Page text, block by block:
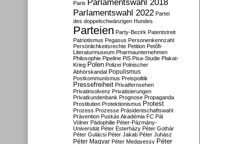
Paris Parlamentswahl 2018
Parlamentswahl 2022 Partei
des doppelschwänzigen Hundes
Parteien Party-Bezirk Patentstreit
Patriotismus Pegasus Personenkennzahl
Persönlichkeitsrechte Petition Petőfi-
Literaturmuseum Pharmaunternehmen
Philosophie Pipeline PiS Pisa-Studie Plakat-
Krieg Polen Polizei Polnischer
Abhörskandal Populismus
Postkommunismus Preispolitik
Pressefreiheit Privatfernsehen
Privatinsolvenz Privatisierungen
Privatkundenbank Prognose Propaganda
Prostitution Protektionismus Protest
Prozess Prozesse Präsidentschaftswahl
Prävention Puskás Akadémia FC Pál
Völner Pädophilie Péter-Pázmány-
Universität Péter Esterházy Péter Gothár
Péter Gulácsi Péter Jakab Péter Juhász
Péter Magyar Péter Medgyessy Péter